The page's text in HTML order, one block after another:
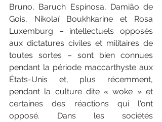
Bruno, Baruch Espinosa, Damião de
Gois, Nikolaï Boukhkarine et Rosa
Luxemburg – intellectuels opposés
aux dictatures civiles et militaires de
toutes sortes – sont bien connues
pendant la période maccarthyste aux
États-Unis et, plus récemment,
pendant la culture dite « woke » et
certaines des réactions qui l'ont
opposé. Dans les sociétés